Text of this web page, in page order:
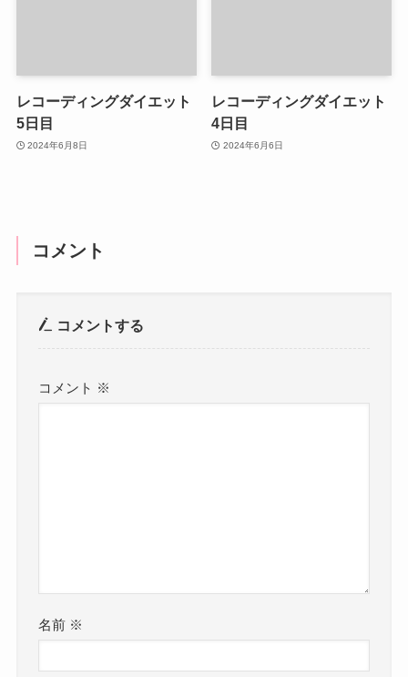
レコーディングダイエット
5日目
2024年6月8日
レコーディングダイエット
4日目
2024年6月6日
コメント
コメントする
コメント ※
名前 ※